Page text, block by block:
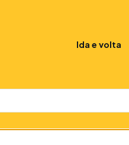
Ida e volta